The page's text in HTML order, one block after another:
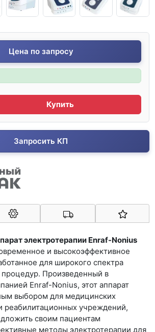
Цена по запросу
Купить
Запросить КП
электротерапии Enraf-Nonius
и высокоэффективное
для широкого спектра
процедур. Произведенный в
Enraf-Nonius, этот аппарат
выбором для медицинских
реабилитационных учреждений,
своим пациентам
методы электротерапии для